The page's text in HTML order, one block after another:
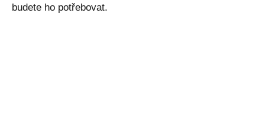
budete ho potřebovat.